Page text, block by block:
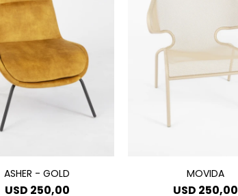
ASHER - GOLD
USD 250,00
MOVIDA
USD 250,00